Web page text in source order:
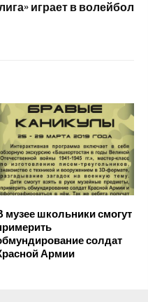
играет в волейбол
музее школьники смогут
солдат
Армии